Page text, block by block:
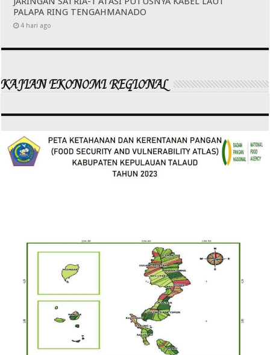
PALAPA RING TENGAHMANADO
4 hari ago
KAJIAN EKONOMI REGIONAL